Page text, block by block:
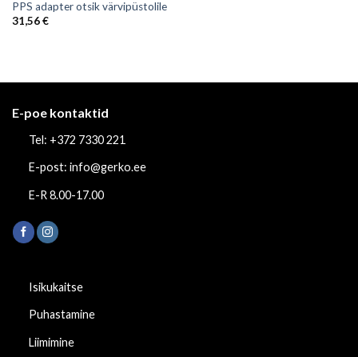
PPS adapter otsik värvipüstolile
31,56€
E-poe kontaktid
Tel: +372 7330 221
E-post: info@gerko.ee
E-R 8.00-17.00
Isikukaitse
Puhastamine
Liimimine